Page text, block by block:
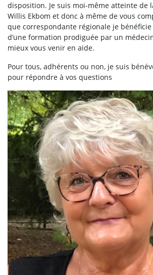
disposition. Je suis moi-même atteinte de
Willis Ekbom et donc à même de vous
que correspondante régionale je
d’une formation prodiguée par un
mieux vous venir en aide.
Pour tous, adhérents ou non, je suis
pour répondre à vos questions